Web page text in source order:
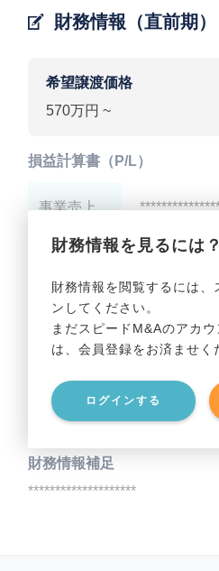
財務情報（直前期）
希望譲渡価格
570万円 ~
財務情報を見るには？
財務情報を閲覧するには、
ンしてください。
まだスピードM&Aのアカ
は、会員登録をお済ませく
ログインする
損益計算書（P/L）
事業売上
事業利益
貸借対照表（B/S）
事業資産
事業負債
財務情報補足
********************